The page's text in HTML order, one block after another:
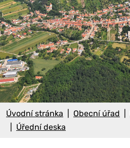
Úvodní stránka Obecní úřad
Úřední deska